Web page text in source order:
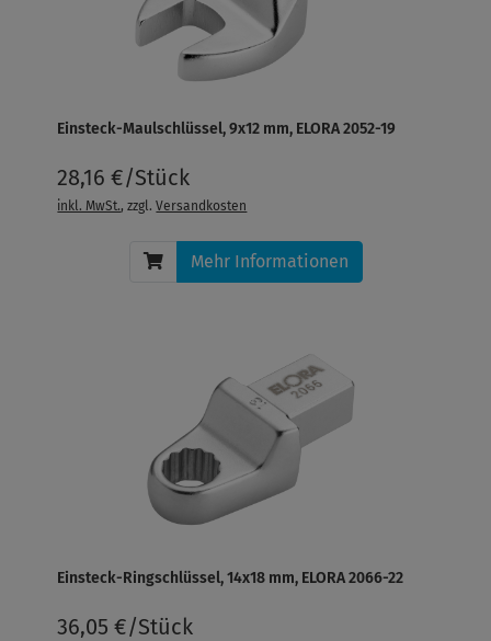
Einsteck-Maulschlüssel, 9x12 mm, ELORA 2052-19
28,16 €/Stück
inkl. MwSt., zzgl.Versandkosten
Mehr Informationen
Einsteck-Ringschlüssel, 14x18 mm, ELORA 2066-22
36,05 €/Stück